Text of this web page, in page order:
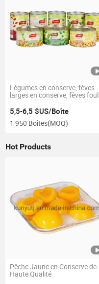
Légumes en conserve, fèves
larges en conserve, fèves foul
avec intérieur blanc en boîte
5,5-6,5 $US/Boîte
1 950 Boîtes(MOQ)
Hot Products
Pêche Jaune en Conserve de
Haute Qualité